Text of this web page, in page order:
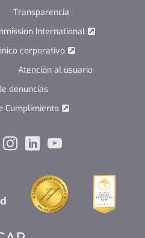
Transparencia
International
corporativo
Atención al usuario
denuncias
Cumplimiento